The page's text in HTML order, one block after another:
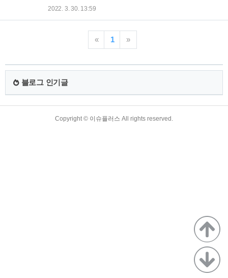
들은 상황이 매우 좋지 않은 편이라고 합니다. 이에 따라 중앙정
원정책을 펴고 있는데, 오늘 살펴볼 '경기도 일하는 청년 통장'도
청년들의 근로의지를 고취시키기 위한 지원책 중에 하나라고
나 다른 상품을 아직 가입하지 않았다면, '경기도 일하는 청년 통
장' 신청 자격에 관해 유심히 살펴보시길 바랍니다. 스크롤을 내
려 경기도의 청년고용정책과 일하는 청년 통장 가입약관, 만기
2022. 3. 30. 13:59
« 1 »
블로그 인기글
Copyright © 이슈플러스 All rights reserved.
TistoryWhaleSkin3.4